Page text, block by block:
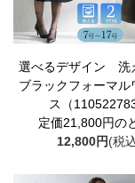
選べるデザイン 洗
ブラックフォーマル
ス（110522783
定価21,800円の
12,800円(税